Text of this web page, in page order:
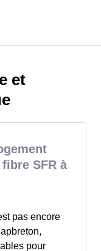
et
SFR à
pas encore
pour